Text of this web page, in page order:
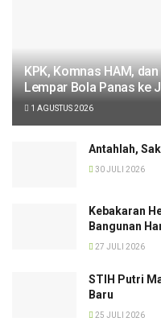
KPK, Komnas HAM,
Lempar Bola Panas ke
1 AGUSTUS 2026
Antahlah,
30 JULI 2026
Kebakaran
Bangunan
27 JULI 2026
STIH Putri
Baru
25 JULI 2026